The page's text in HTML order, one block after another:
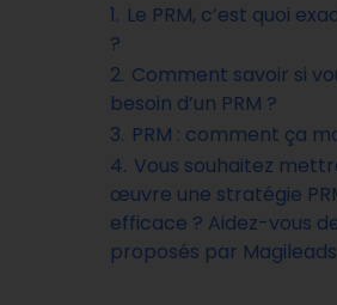
1. Le PRM, c’est quoi
?
2. Comment savoir si
besoin d’un PRM ?
3. PRM : comment ça
4. Vous souhaitez
œuvre une stratégie
efficace ? Aidez-vous
proposés par Magileads